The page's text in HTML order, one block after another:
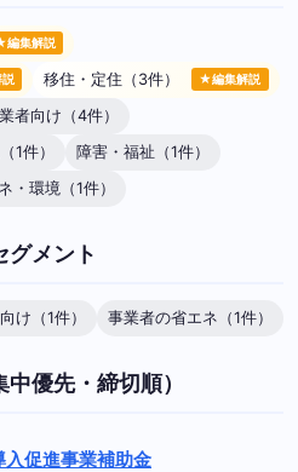
編集解説
移住・定住（3件） ★編集解説
者向け（4件）
1件）
障害・福祉（1件）
・環境（1件）
グメント
け（1件） 事業者の省エネ（1件）
優先・締切順）
促進事業補助金